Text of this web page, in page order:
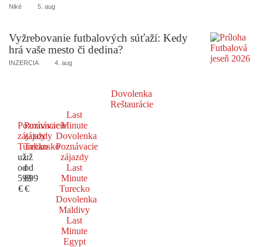
Niké 5. aug
Vyžrebovanie futbalových súťaží: Kedy
hrá vaše mesto či dedina?
INZERCIA 4. aug
Dovolenka
Reštaurácie
Poznávacie
zájazdy
Turecko
už
od
599
€
Poznávacie
zájazdy
Taliansko
už
od
699
€
Last
Minute
Dovolenka
Poznávacie
zájazdy
Last
Minute
Turecko
Dovolenka
Maldivy
Last
Minute
Egypt